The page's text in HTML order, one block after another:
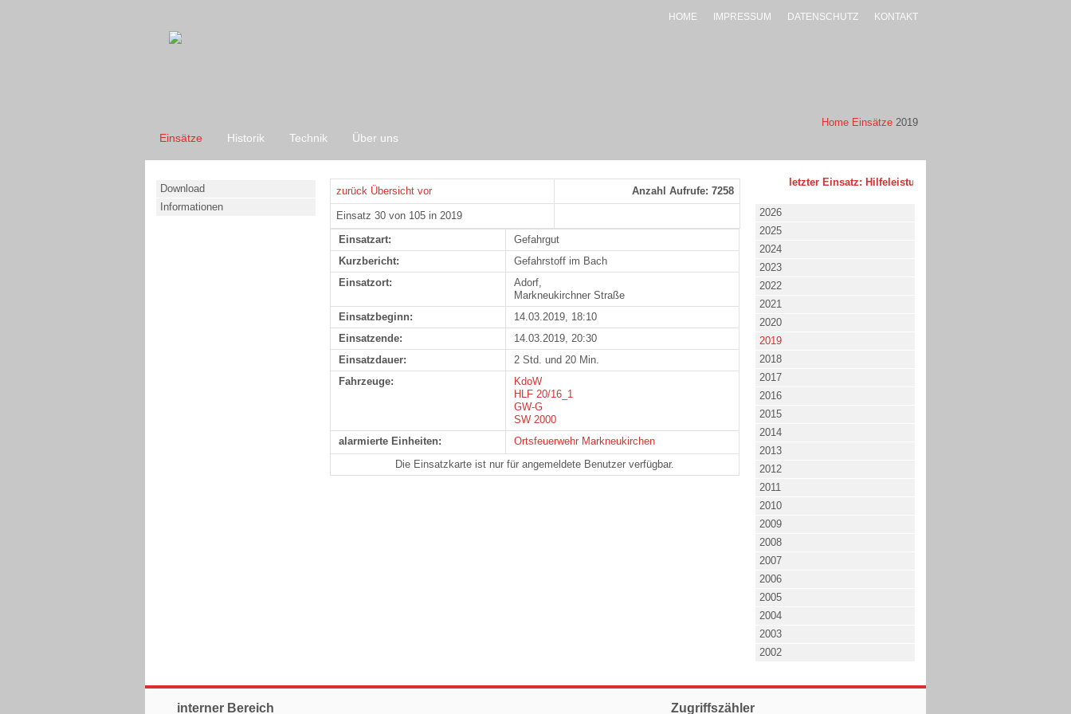
HOME IMPRESSUM DATENSCHUTZ KONTAKT
Home Einsätze 2019
Einsätze Historik Technik Über uns
Download
Informationen
zurück Übersicht vor Anzahl Aufrufe: 7258
Einsatz 30 von 105 in 2019
Einsatzart:
Gefahrgut
Kurzbericht:
Gefahrstoff im Bach
Einsatzort:
Adorf,
Markneukirchner Straße
Einsatzbeginn:
14.03.2019, 18:10
Einsatzende:
14.03.2019, 20:30
Einsatzdauer:
2 Std. und 20 Min.
Fahrzeuge:
KdoW
HLF 20/16_1
GW-G
SW 2000
alarmierte Einheiten:
Ortsfeuerwehr Markneukirchen
Die Einsatzkarte ist nur für angemeldete Benutzer verfügbar.
letzter Einsatz: Hilfeleistung - klein - 02.08.2026 um 17:53
2026
2025
2024
2023
2022
2021
2020
2019
2018
2017
2016
2015
2014
2013
2012
2011
2010
2009
2008
2007
2006
2005
2004
2003
2002
interner Bereich Zugriffszähler